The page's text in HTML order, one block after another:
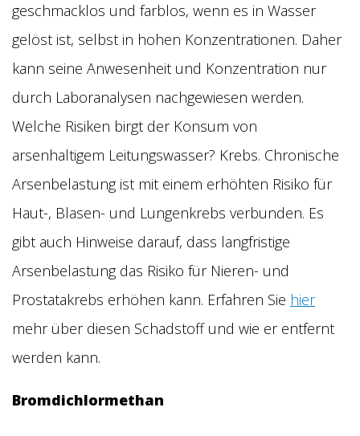
geschmacklos und farblos, wenn es in Wasser
gelöst ist, selbst in hohen Konzentrationen. Daher
kann seine Anwesenheit und Konzentration nur
durch Laboranalysen nachgewiesen werden.
Welche Risiken birgt der Konsum von
arsenhaltigem Leitungswasser? Krebs. Chronische
Arsenbelastung ist mit einem erhöhten Risiko für
Haut-, Blasen- und Lungenkrebs verbunden. Es
gibt auch Hinweise darauf, dass langfristige
Arsenbelastung das Risiko für Nieren- und
Prostatakrebs erhöhen kann. Erfahren Sie hier
mehr über diesen Schadstoff und wie er entfernt
werden kann.
Bromdichlormethan